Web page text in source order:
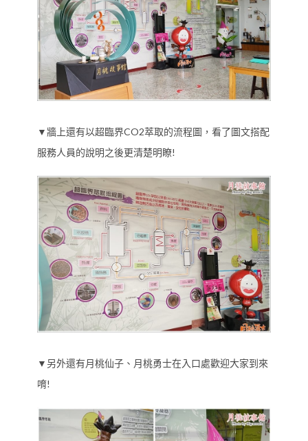
▼牆上還有以超臨界CO2萃取的流程圖，看了圖文搭配
服務人員的說明之後更清楚明瞭!
▼另外還有月桃仙子、月桃勇士在入口處歡迎大家到來
唷!